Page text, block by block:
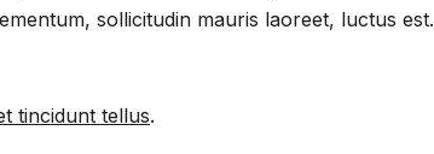
sollicitudin mauris laoreet, luctus est.
tincidunt tellus.